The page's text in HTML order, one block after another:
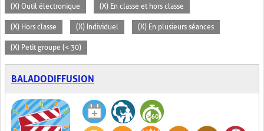
(X) Outil électronique (X) En classe et hors classe
(X) Hors classe (X) Individuel (X) En plusieurs séances
(X) Petit groupe (< 30)
BALADODIFFUSION